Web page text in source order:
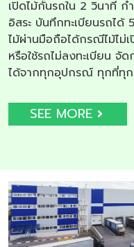
เปิดไม้กั้นรถใน 2 วินาที
อิสระ บันทึกทะเบียนรถได้
ไม้ผ่านมือถือได้กรณีไม้ไม่
หรือใช้รถไม่ลงทะเบียน จั
ได้จากทุกอุปกรณ์ ทุกที่ทุก
SEE MORE